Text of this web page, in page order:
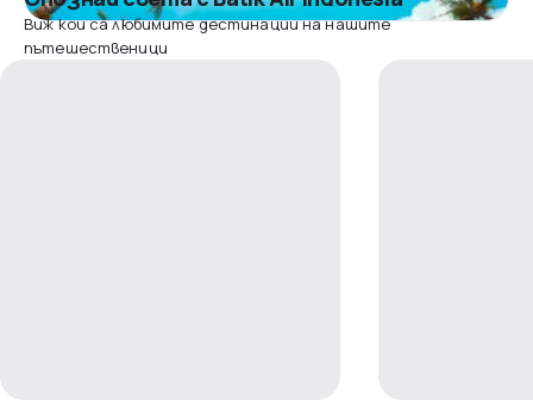
Виж кои са любимите дестинации на нашите
пътешественици